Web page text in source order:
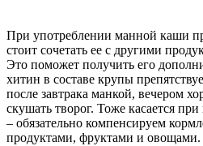
При употреблении манной каши
стоит сочетать ее с другими
Это поможет получить его
хитин в составе крупы
после завтрака манкой, вечером
скушать творог. Тоже касается
– обязательно компенсируем
продуктами, фруктами и овощами.